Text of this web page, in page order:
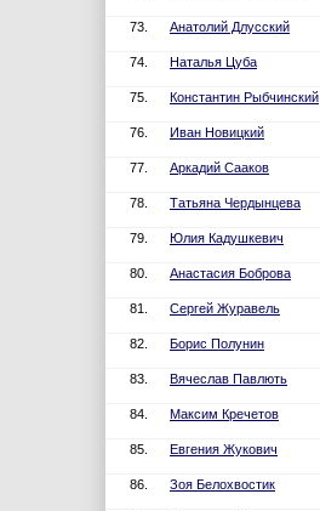
73. Анатолий Длусский
74. Наталья Цуба
75. Константин Рыбчинский
76. Иван Новицкий
77. Аркадий Сааков
78. Татьяна Чердынцева
79. Юлия Кадушкевич
80. Анастасия Боброва
81. Сергей Журавель
82. Борис Полунин
83. Вячеслав Павлють
84. Максим Кречетов
85. Евгения Жукович
86. Зоя Белохвостик